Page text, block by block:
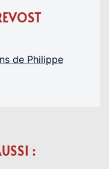
de Philippe
: